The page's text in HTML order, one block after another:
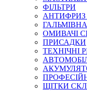
ФІЛЬТРИ
АНТИФРИЗ
ОМИВАЧІ
ПРИСАДКИ
ТЕХНІЧНІ
ЩІТКИ